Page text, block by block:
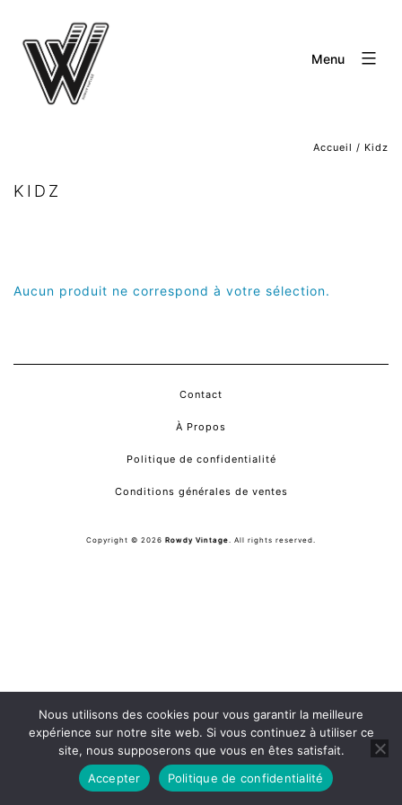
au
contenu
Menu
Accueil / Kidz
KIDZ
Aucun produit ne correspond à votre sélection.
Copyright © 2026 Rowdy Vintage . All rights reserved.
Contact
À Propos
Politique de confidentialité
Conditions générales de ventes
Nous utilisons des cookies pour vous garantir la meilleure
expérience sur notre site web. Si vous continuez à utiliser ce
site, nous supposerons que vous en êtes satisfait.
Accepter
Politique de confidentialité